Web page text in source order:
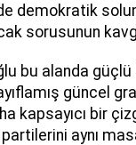
demokratik
sorusunun
bu alanda
güncel
kapsayıcı bir
aynı